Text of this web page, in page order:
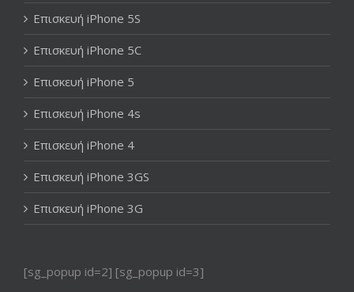
Επισκευή iPhone 5S
Επισκευή iPhone 5C
Επισκευή iPhone 5
Επισκευή iPhone 4s
Επισκευή iPhone 4
Επισκευή iPhone 3GS
Επισκευή iPhone 3G
[sg_popup id=2] [sg_popup id=3]